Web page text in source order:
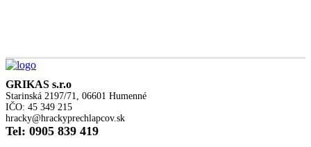
GRIKAS s.r.o
Starinská 2197/71, 06601 Humenné
IČO: 45 349 215
hracky@hrackyprechlapcov.sk
Tel: 0905 839 419